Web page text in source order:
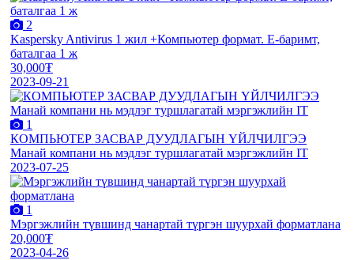
2
Kaspersky Antivirus 1 жил +Компьютер формат. E-баримт,
баталгаа 1 ж
30,000₮
2023-09-21
1
КОМПЬЮТЕР ЗАСВАР ДУУДЛАГЫН ҮЙЛЧИЛГЭЭ
Манай компани нь мэдлэг туршлагатай мэргэжлийн IT
2023-07-25
1
Мэргэжлийн түвшинд чанартай түргэн шуурхай форматлана
20,000₮
2023-04-26